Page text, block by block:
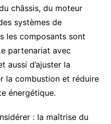
châssis, du moteur
systèmes de
les composants sont
partenariat avec
aussi d’ajuster la
la combustion et réduire
énergétique.
: la maîtrise du